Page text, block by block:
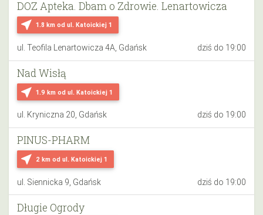
near_me 1.8 km od ul. Katoickiej 1
DOZ Apteka. Dbam o Zdrowie. Lenartowicza
ul. Teofila Lenartowicza 4A, Gdańsk dziś do 19:00
near_me 1.9 km od ul. Katoickiej 1
Nad Wisłą
ul. Kryniczna 20, Gdańsk dziś do 19:00
near_me 2 km od ul. Katoickiej 1
PINUS-PHARM
ul. Siennicka 9, Gdańsk dziś do 19:00
Długie Ogrody